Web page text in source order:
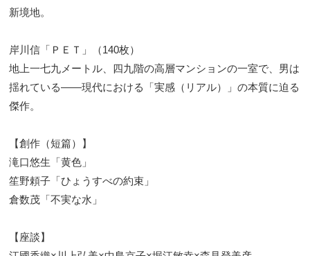
新境地。
岸川信「ＰＥＴ」（140枚）
地上一七九メートル、四九階の高層マンションの一室で、男は
揺れている――現代における「実感（リアル）」の本質に迫る
傑作。
【創作（短篇）】
滝口悠生「黄色」
笙野頼子「ひょうすべの約束」
倉数茂「不実な水」
【座談】